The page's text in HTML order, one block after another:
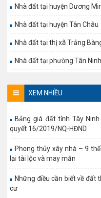
Nhà đất tại huyện Dương
Nhà đất tại huyện Tân Châu
Nhà đất tại thị xã Trảng
Nhà đất tại phường Tân Ninh
XEM NHIỀU
Bảng giá đất tỉnh Tây
quyết 16/2019/NQ-HĐND
Phong thủy xây nhà – 9
lại tài lộc và may mắn
Những điều cần biết về đất
cư